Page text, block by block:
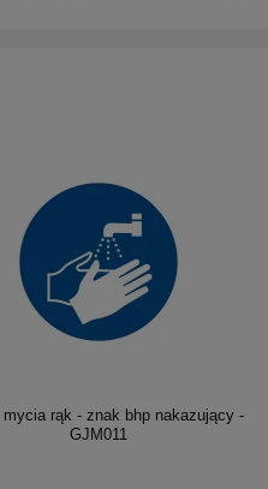
mycia rąk - znak bhp nakazujący -
GJM011